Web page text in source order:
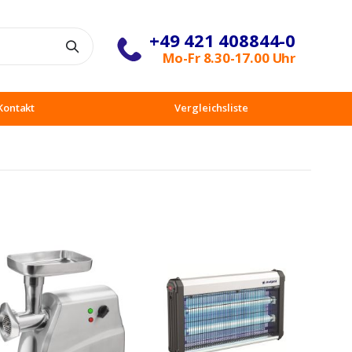
+49 421 408844-0
Mo-Fr 8.30-17.00 Uhr
Vergleichsliste